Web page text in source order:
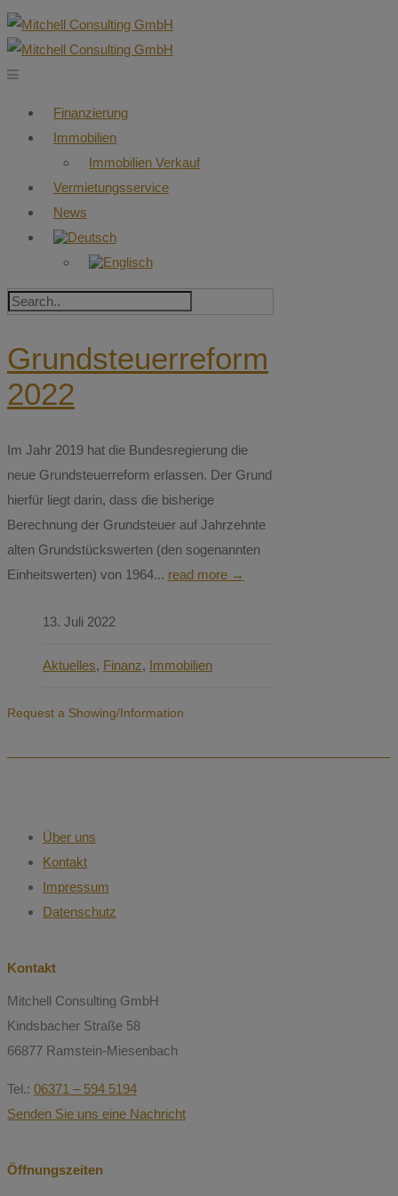
Finanzierung
Immobilien
Immobilien Verkauf
Vermietungsservice
News
Grundsteuerreform
2022
Im Jahr 2019 hat die Bundesregierung die
neue Grundsteuerreform erlassen. Der Grund
hierfür liegt darin, dass die bisherige
Berechnung der Grundsteuer auf Jahrzehnte
alten Grundstückswerten (den sogenannten
Einheitswerten) von 1964... read more →
13. Juli 2022
Aktuelles, Finanz, Immobilien
Request a Showing/Information
Über uns
Kontakt
Impressum
Datenschutz
Kontakt
Mitchell Consulting GmbH
Kindsbacher Straße 58
66877 Ramstein-Miesenbach
Tel.: 06371 – 594 5194
Senden Sie uns eine Nachricht
Öffnungszeiten